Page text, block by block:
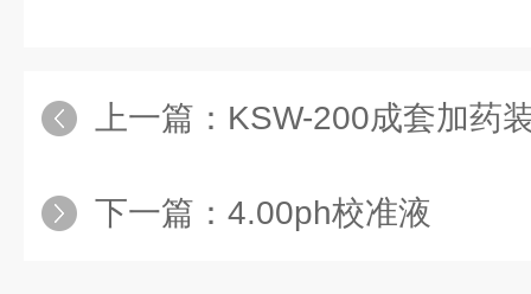
上一篇： KSW-200成套加药
下一篇： 4.00ph校准液